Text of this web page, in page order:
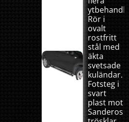
Rör i
ovalt
rostfritt
stål med
äkta
svetsade
kuländar.
Fotsteg i
svart
plast mot
Sanderos